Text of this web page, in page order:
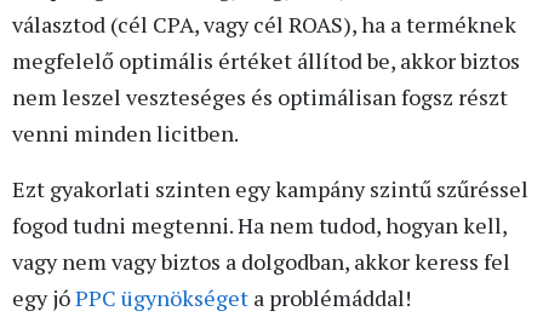
választod (cél CPA, vagy cél ROAS), ha a terméknek
megfelelő optimális értéket állítod be, akkor biztos
nem leszel veszteséges és optimálisan fogsz részt
venni minden licitben.
Ezt gyakorlati szinten egy kampány szintű szűréssel
fogod tudni megtenni. Ha nem tudod, hogyan kell,
vagy nem vagy biztos a dolgodban, akkor keress fel
egy jóPPC ügynökséget a problémáddal!